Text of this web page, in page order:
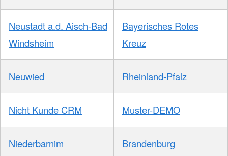
Neustadt a.d. Aisch-Bad
Windsheim
Bayerisches Rotes
Kreuz
Neuwied Rheinland-Pfalz
Nicht Kunde CRM Muster-DEMO
Niederbarnim Brandenburg